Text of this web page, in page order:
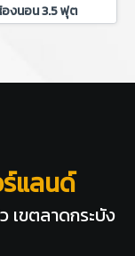
งนอน 3.5 ฟุต
แลนด์
เขตลาดกระบัง